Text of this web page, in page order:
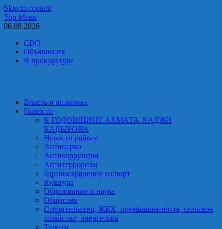
Skip to content
Top Menu
06.08.2026
СВО
Объявления
В прокуратуре
Власть и политика
Новости
К ГОДОВЩИНЕ АХМАТА-ХАДЖИ
КАДЫРОВА
Новости района
Антинарко
Антикоррупция
Антитерроризм
Здравоохранение и спорт
Культура
Образование и наука
Общество
Строительство, ЖКХ, промышленность, сельское
хозяйство, энергетика
Туризм